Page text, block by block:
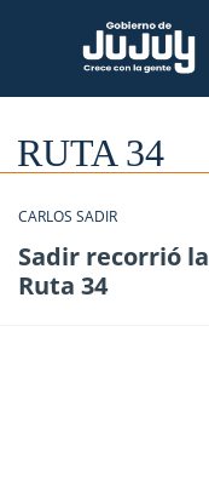
RUTA 34
CARLOS SADIR
Sadir recorrió
Ruta 34